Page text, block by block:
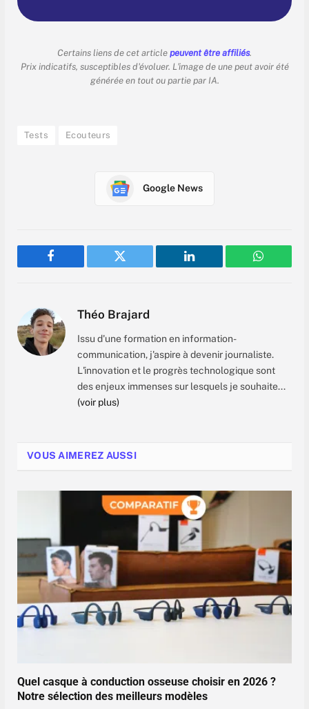
Certains liens de cet article peuvent être affiliés.
Prix indicatifs, susceptibles d'évoluer. L'image de une peut avoir été
générée en tout ou partie par IA.
Tests Ecouteurs
Google News
Facebook Twitter LinkedIn
Théo Brajard
Issu d'une formation en information-
communication, j'aspire à devenir journaliste.
L'innovation et le progrès technologique sont
des enjeux immenses sur lesquels je souhaite...
(voir plus)
VOUS AIMEREZ AUSSI
Quel casque à conduction osseuse choisir en 2026 ?
Notre sélection des meilleurs modèles